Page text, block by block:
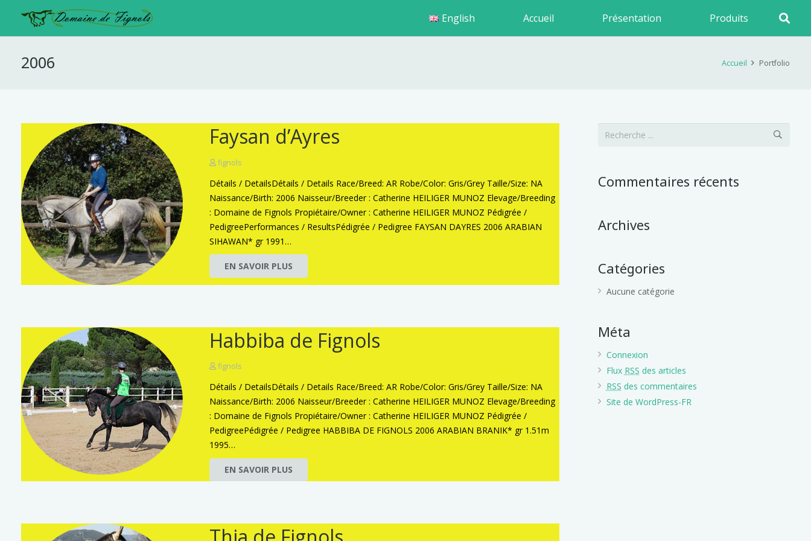
English Accueil Présentation Produits
2006 Accueil Portfolio
Faysan d’Ayres
fignols
Détails / DetailsDétails / Details Race/Breed: AR Robe/Color: Gris/Grey Taille/Size: NA
Naissance/Birth: 2006 Naisseur/Breeder : Catherine HEILIGER MUNOZ Elevage/Breeding
: Domaine de Fignols Propiétaire/Owner : Catherine HEILIGER MUNOZ Pédigrée /
PedigreePerformances / ResultsPédigrée / Pedigree FAYSAN DAYRES 2006 ARABIAN
SIHAWAN* gr 1991…
EN SAVOIR PLUS
Habbiba de Fignols
fignols
Détails / DetailsDétails / Details Race/Breed: AR Robe/Color: Gris/Grey Taille/Size: NA
Naissance/Birth: 2006 Naisseur/Breeder : Catherine HEILIGER MUNOZ Elevage/Breeding
: Domaine de Fignols Propiétaire/Owner : Catherine HEILIGER MUNOZ Pédigrée /
PedigreePédigrée / Pedigree HABBIBA DE FIGNOLS 2006 ARABIAN BRANIK* gr 1.51m
1995…
EN SAVOIR PLUS
Commentaires récents
Archives
Catégories
Aucune catégorie
Méta
Connexion
Flux RSS des articles
RSS des commentaires
Site de WordPress-FR